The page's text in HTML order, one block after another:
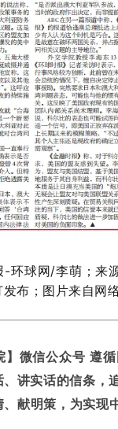
-环球网/李萌 ；来
布；图片来自网
】微信公众号 遵
讲实话的信条，
献明策，为实现